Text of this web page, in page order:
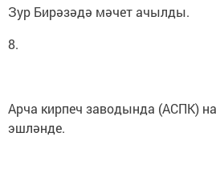
Зур Бирәзәдә мәчет ачылды.
8.
Арча кирпеч заводында (АСПК)
эшләнде.